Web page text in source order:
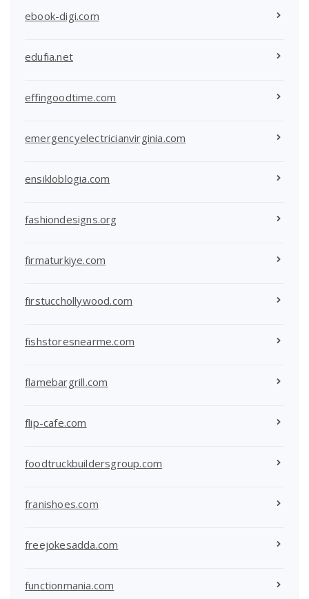
ebook-digi.com
edufia.net
effingoodtime.com
emergencyelectricianvirginia.com
ensikloblogia.com
fashiondesigns.org
firmaturkiye.com
firstucchollywood.com
fishstoresnearme.com
flamebargrill.com
flip-cafe.com
foodtruckbuildersgroup.com
franishoes.com
freejokesadda.com
functionmania.com